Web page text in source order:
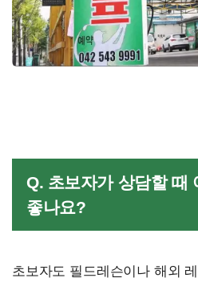
Q. 초보자가 상담할 때
좋나요?
초보자도 필드레슨이나 해외